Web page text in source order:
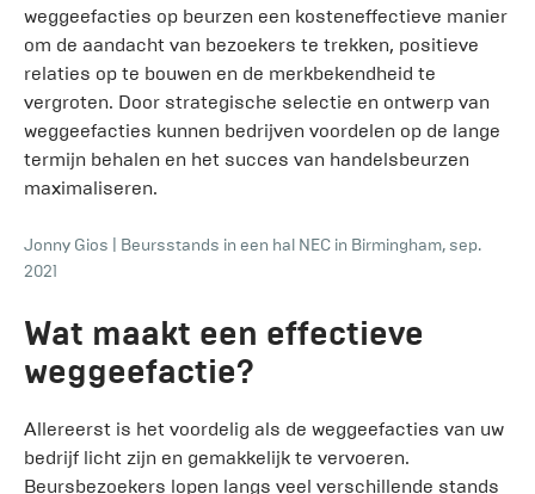
weggeefacties op beurzen een kosteneffectieve manier
om de aandacht van bezoekers te trekken, positieve
relaties op te bouwen en de merkbekendheid te
vergroten. Door strategische selectie en ontwerp van
weggeefacties kunnen bedrijven voordelen op de lange
termijn behalen en het succes van handelsbeurzen
maximaliseren.
Jonny Gios
Beursstands in een hal NEC in Birmingham, sep.
2021
Wat maakt een effectieve
weggeefactie?
Allereerst is het voordelig als de weggeefacties van uw
bedrijf licht zijn en gemakkelijk te vervoeren.
Beursbezoekers lopen langs veel verschillende stands